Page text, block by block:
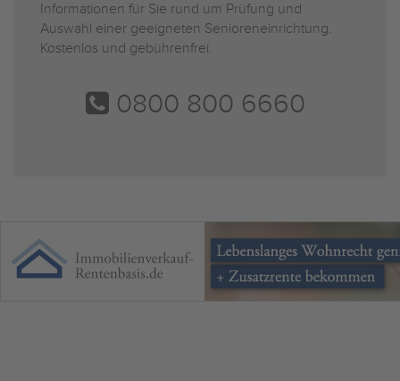
Informationen für Sie rund um Prüfung und
Auswahl einer geeigneten Senioreneinrichtung.
Kostenlos und gebührenfrei.
0800 800 6660